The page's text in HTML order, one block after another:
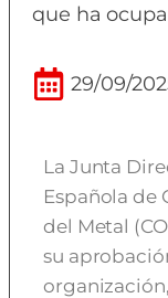
que ha
29/09/
La Junta
Española de
del Metal
su